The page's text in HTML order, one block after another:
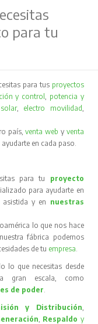
para tu
para tus proyectos
y control
potencia y
, electro movilidad
país,venta web y venta
en cada paso.
para tu proyecto
para ayudarte en
asistida y en nuestras
lo que nos hace
fábrica podemos
de tu empresa
lo que necesitas desde
a gran escala, como
de poder
y Distribución
Respaldo y